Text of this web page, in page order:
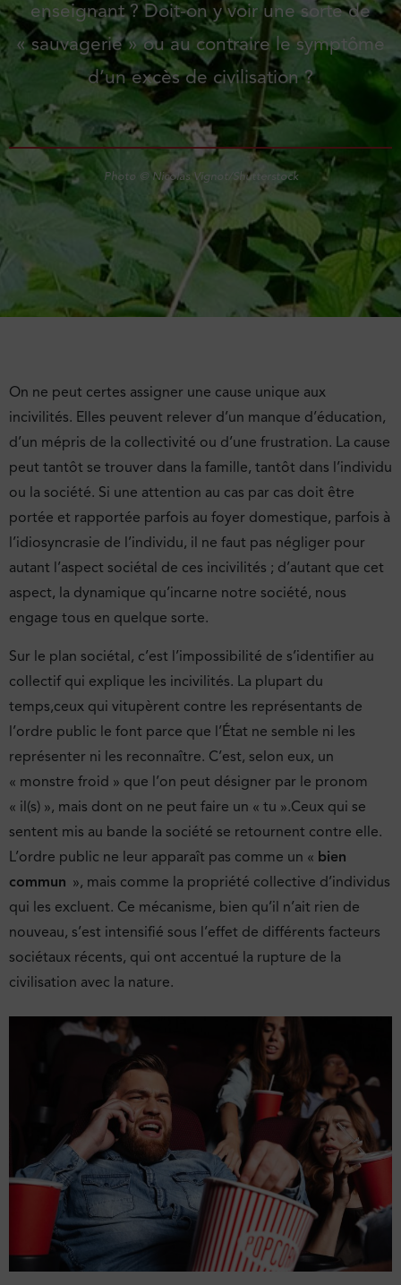
enseignant ? Doit-on y voir une sorte de
« sauvagerie » ou au contraire le symptôme
d’un excès de civilisation ?
Photo © Nicolas Vignot/Shutterstock
On ne peut certes assigner une cause unique aux
incivilités. Elles peuvent relever d’un manque d’éducation,
d’un mépris de la collectivité ou d’une frustration. La cause
peut tantôt se trouver dans la famille, tantôt dans l’individu
ou la société. Si une attention au cas par cas doit être
portée et rapportée parfois au foyer domestique, parfois à
l’idiosyncrasie de l’individu, il ne faut pas négliger pour
autant l’aspect sociétal de ces incivilités ; d’autant que cet
aspect, la dynamique qu’incarne notre société, nous
engage tous en quelque sorte.
Sur le plan sociétal, c’est l’impossibilité de s’identifier au
collectif qui explique les incivilités. La plupart du
temps,ceux qui vitupèrent contre les représentants de
l’ordre public le font parce que l’État ne semble ni les
représenter ni les reconnaître. C’est, selon eux, un
« monstre froid » que l’on peut désigner par le pronom
« il(s) », mais dont on ne peut faire un « tu ».Ceux qui se
sentent mis au bande la société se retournent contre elle.
L’ordre public ne leur apparaît pas comme un « bien
commun », mais comme la propriété collective d’individus
qui les excluent. Ce mécanisme, bien qu’il n’ait rien de
nouveau, s’est intensifié sous l’effet de différents facteurs
sociétaux récents, qui ont accentué la rupture de la
civilisation avec la nature.